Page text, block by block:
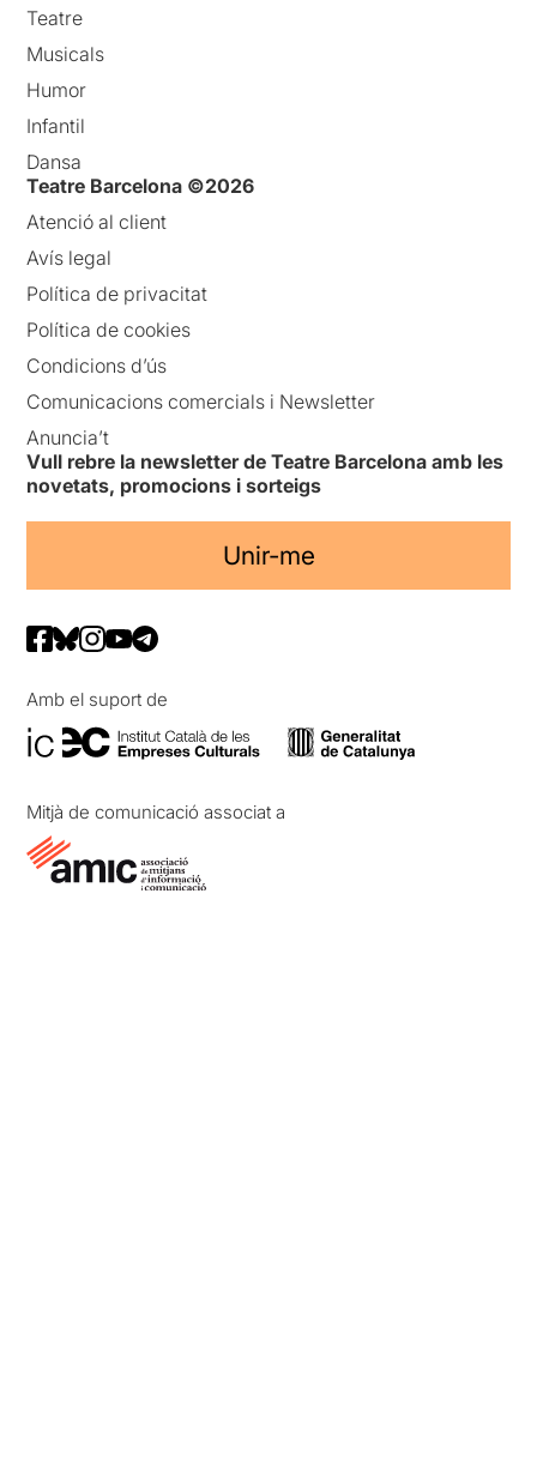
Teatre
Musicals
Humor
Infantil
Dansa
Teatre Barcelona ©2026
Atenció al client
Avís legal
Política de privacitat
Política de cookies
Condicions d’ús
Comunicacions comercials i Newsletter
Anuncia’t
Vull rebre la newsletter de Teatre Barcelona amb les
novetats, promocions i sorteigs
Unir-me
Amb el suport de
Mitjà de comunicació associat a